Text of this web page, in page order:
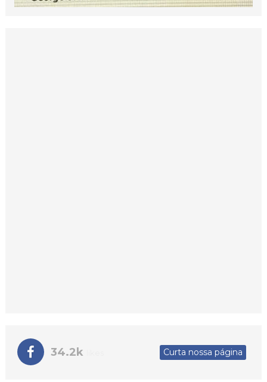
34.2k Curta nossa página